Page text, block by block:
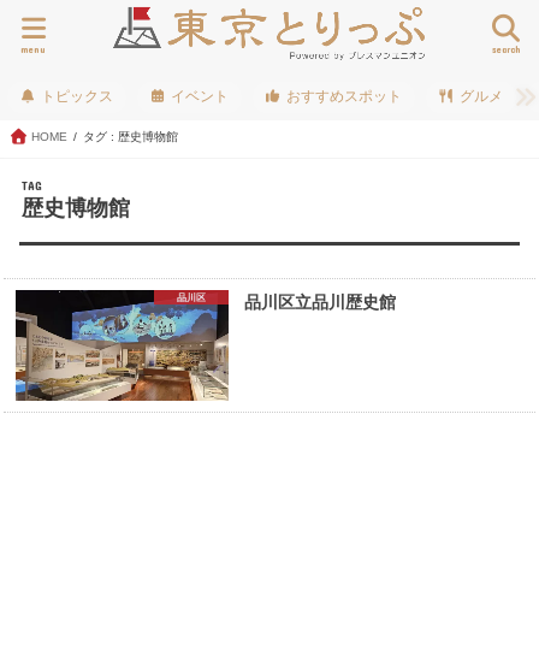
search
menu
トピックス イベント おすすめスポット グルメ
HOME タグ : 歴史博物館
TAG
歴史博物館
品川区 品川区立品川歴史館